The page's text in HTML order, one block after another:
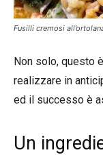
Fusilli cremosi
Non solo, questo
realizzare in
ed il successo è
Un